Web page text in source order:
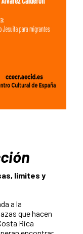
límites y
a la
que hacen
Rica